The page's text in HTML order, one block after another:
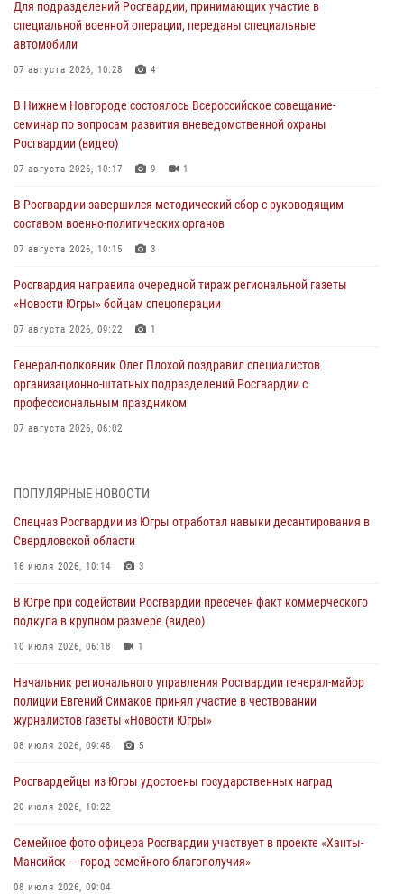
Для подразделений Росгвардии, принимающих участие в
специальной военной операции, переданы специальные
автомобили
07 августа 2026, 10:28 4
В Нижнем Новгороде состоялось Всероссийское совещание-
семинар по вопросам развития вневедомственной охраны
Росгвардии (видео)
07 августа 2026, 10:17 9 1
В Росгвардии завершился методический сбор с руководящим
составом военно-политических органов
07 августа 2026, 10:15 3
Росгвардия направила очередной тираж региональной газеты
«Новости Югры» бойцам спецоперации
07 августа 2026, 09:22 1
Генерал-полковник Олег Плохой поздравил специалистов
организационно-штатных подразделений Росгвардии с
профессиональным праздником
07 августа 2026, 06:02
Военнослужащие Росгвардии сбили дрон-разведчик ВСУ на южном
направлении
Офицеры Росгвардии и ветераны войск правопорядка почтили
память генерала армии Ивана Кирилловича Яковлева
В Югре при силовой поддержке ОМОН Росгвардии задержаны
подозреваемые в страховом мошенничестве
06 августа 2026, 09:07
Урайский отдел вневедомственной охраны Росгвардии отмечает
60-летний юбилей
ПОПУЛЯРНЫЕ НОВОСТИ
Спецназ Росгвардии из Югры отработал навыки десантирования в
Свердловской области
16 июля 2026, 10:14 3
В Югре при содействии Росгвардии пресечен факт коммерческого
подкупа в крупном размере (видео)
10 июля 2026, 06:18 1
Начальник регионального управления Росгвардии генерал-майор
полиции Евгений Симаков принял участие в чествовании
журналистов газеты «Новости Югры»
08 июля 2026, 09:48 5
Росгвардейцы из Югры удостоены государственных наград
20 июля 2026, 10:22
Семейное фото офицера Росгвардии участвует в проекте «Ханты-
Мансийск — город семейного благополучия»
08 июля 2026, 09:04